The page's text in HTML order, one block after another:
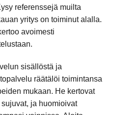
referenssejä muilta
yritys on toiminut alalla.
avoimesti
sisällöstä ja
räätälöi toimintansa
mukaan. He kertovat
ja huomioivat